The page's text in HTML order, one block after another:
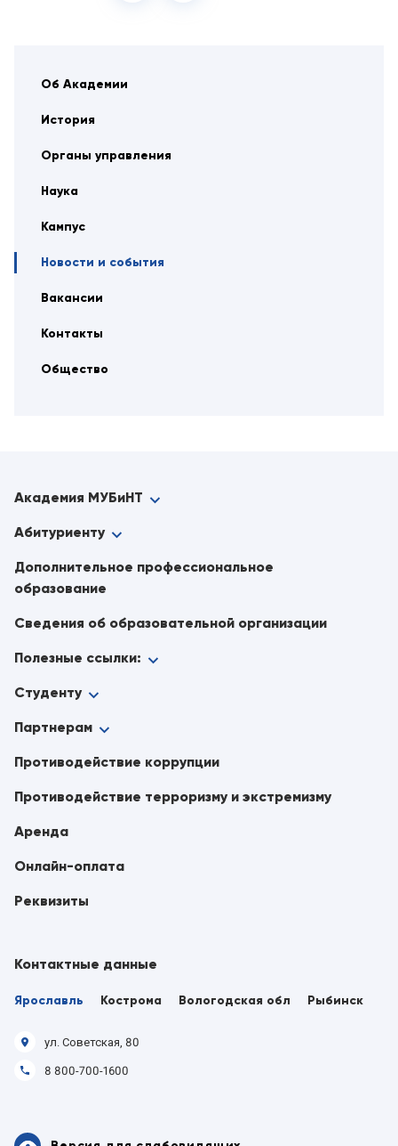
Об Академии
История
Органы управления
Наука
Кампус
Новости и события
Вакансии
Контакты
Общество
Академия МУБиНТ
Абитуриенту
Дополнительное профессиональное
образование
Сведения об образовательной организации
Полезные ссылки:
Студенту
Партнерам
Противодействие коррупции
Противодействие терроризму и экстремизму
Аренда
Онлайн-оплата
Реквизиты
Контактные данные
Ярославль Кострома Вологодская обл Рыбинск
ул. Советская, 80
8 800-700-1600